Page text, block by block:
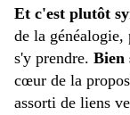
Et c'est plutôt
de la généalogie,
s'y prendre. Bien
cœur de la
assorti de liens